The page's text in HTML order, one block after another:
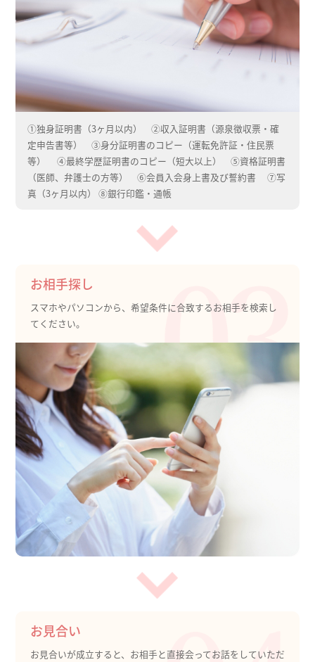
①独身証明書（3ヶ月以内） ②収入証明書（源泉徴収票・確
定申告書等） ③身分証明書のコピー（運転免許証・住民票
等）
④最終学歴証明書のコピー（短大以上） ⑤資格証明書
（医師、弁護士の方等） ⑥会員入会身上書及び誓約書
⑦写
真（3ヶ月以内） ⑧銀行印鑑・通帳
お相手探し
スマホやパソコンから、希望条件に合致するお相手を検索し
てください。
お見合い
お見合いが成立すると、お相手と直接会ってお話をしていただ